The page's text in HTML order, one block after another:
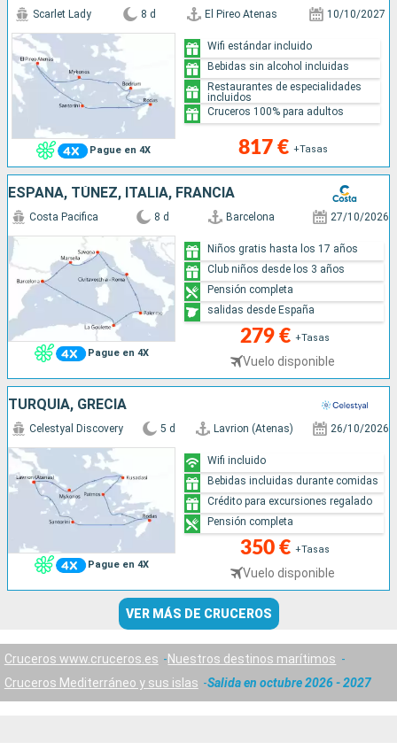
Pague en 4X
Scarlet Lady 8 d El Pireo Atenas 10/10/2027
817 € +Tasas
Wifi estándar incluido
Bebidas sin alcohol incluidas
Restaurantes de especialidades
incluidos
Cruceros 100% para adultos
ESPAÑA, TÚNEZ, ITALIA, FRANCIA
Pague en 4X
Costa Pacifica 8 d Barcelona 27/10/2026
279 € +Tasas
Vuelo disponible
Niños gratis hasta los 17 años
Club niños desde los 3 años
Pensión completa
salidas desde España
TURQUÍA, GRECIA
Pague en 4X
Celestyal Discovery 5 d Lavrion (Atenas) 26/10/2026
350 € +Tasas
Vuelo disponible
Wifi incluido
Bebidas incluidas durante comidas
Crédito para excursiones regalado
Pensión completa
VER MÁS DE CRUCEROS
Cruceros www.cruceros.es
Nuestros destinos marítimos
Cruceros Mediterráneo y sus islas
Salida en octubre 2026 - 2027